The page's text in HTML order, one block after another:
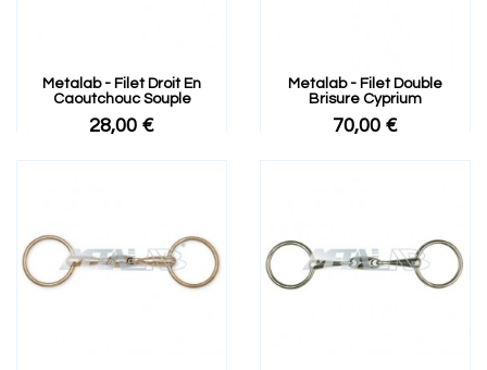
Metalab - Filet Droit En
Caoutchouc Souple
28,00 €
Metalab - Filet Double
Brisure Cyprium
70,00 €